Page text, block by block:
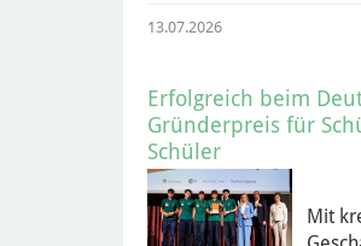
13.07.2026
Erfolgreich beim
Gründerpreis für
Schüler
Mit